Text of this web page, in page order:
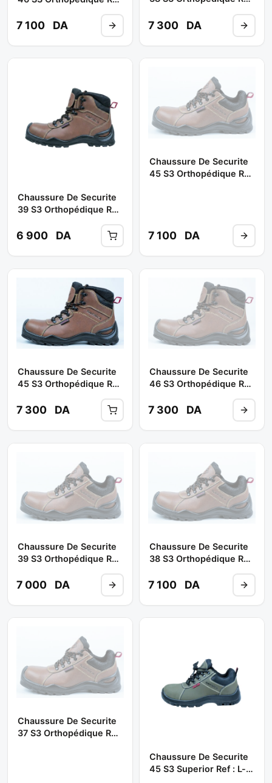
SAFRICA
7 100 DA
SAFRICA
7 300 DA
Chaussure De Securite
39 S3 Orthopédique Ref
SAFRICA
6 900 DA
Chaussure De Securite
45 S3 Orthopédique Ref
7 100 DA
Chaussure De Securite
45 S3 Orthopédique Ref
SAFRICA
7 300 DA
Chaussure De Securite
46 S3 Orthopédique Ref
SAFRICA
7 300 DA
Chaussure De Securite
39 S3 Orthopédique Ref
SAFRICA
7 000 DA
Chaussure De Securite
38 S3 Orthopédique Ref
SAFRICA
7 100 DA
Chaussure De Securite
37 S3 Orthopédique Ref
Chaussure De Securite
45 S3 Superior Ref : L-